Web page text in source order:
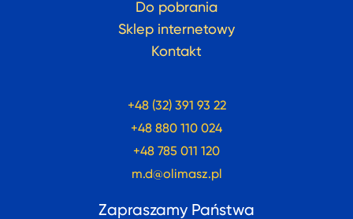
Do pobrania
Sklep internetowy
Kontakt
+48 (32) 391 93 22
+48 880 110 024
+48 785 011 120
m.d@olimasz.pl
Zapraszamy Państwa